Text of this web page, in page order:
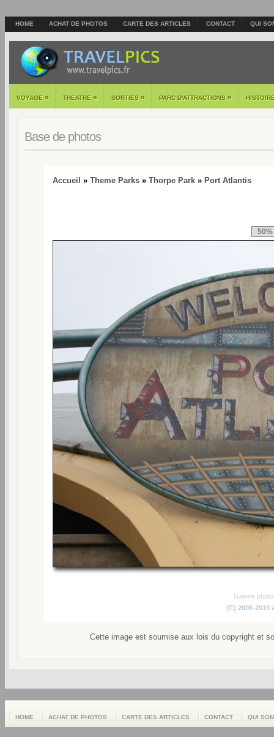
HOME ACHAT DE PHOTOS CARTE DES ARTICLES CONTACT QUI
VOYAGE » THEATRE » SORTIES » PARC D'ATTRACTIONS »
Base de photos
Accueil » Theme Parks » Thorpe Park » Port Atlantis
Galerie
(C) 2006-2010
Cette image est soumise aux lois du copyright et
HOME ACHAT DE PHOTOS CARTE DES ARTICLES CONTACT QUI